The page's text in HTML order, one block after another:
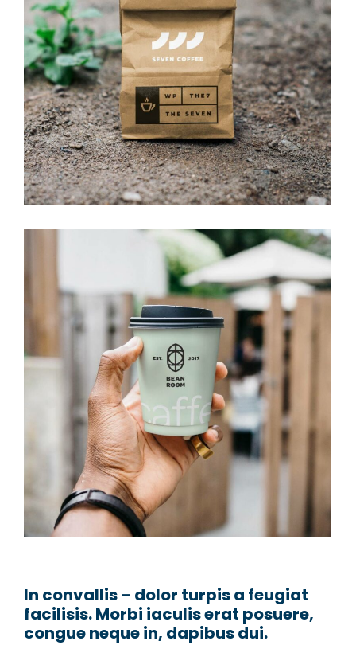
In convallis – dolor turpis a feugiat
facilisis. Morbi iaculis erat posuere,
congue neque in, dapibus dui.